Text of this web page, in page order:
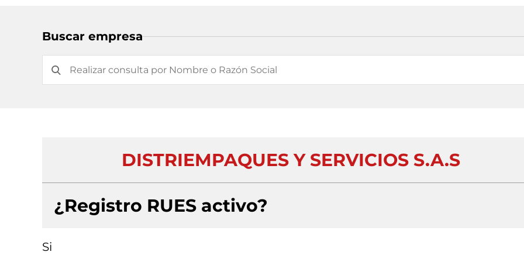
Buscar empresa
DISTRIEMPAQUES Y SERVICIOS S.A.S
¿Registro RUES activo?
Si